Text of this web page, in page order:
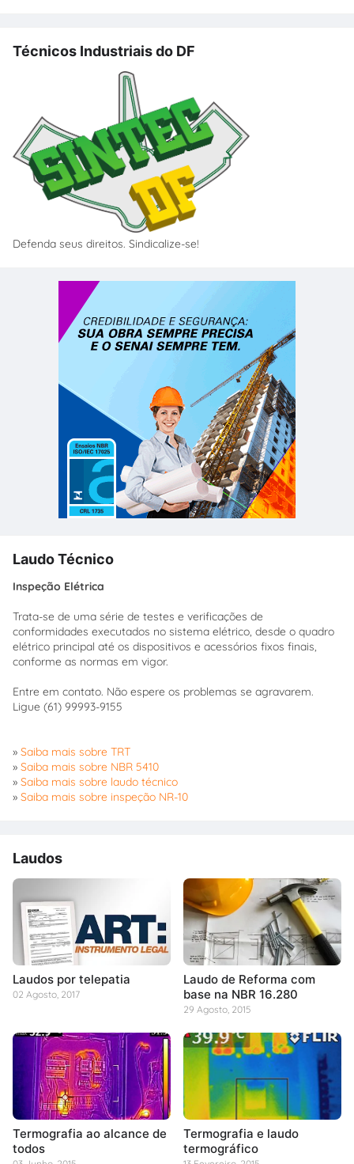
Técnicos Industriais do DF
Defenda seus direitos. Sindicalize-se!
Laudo Técnico
Inspeção Elétrica
Trata-se de uma série de testes e verificações de
conformidades executados no sistema elétrico, desde o quadro
elétrico principal até os dispositivos e acessórios fixos finais,
conforme as normas em vigor.
Entre em contato. Não espere os problemas se agravarem.
Ligue (61) 99993-9155
» Saiba mais sobre TRT
» Saiba mais sobre NBR 5410
» Saiba mais sobre laudo técnico
» Saiba mais sobre inspeção NR-10
Laudos
Laudos por telepatia
02 Agosto, 2017
Laudo de Reforma com
base na NBR 16.280
29 Agosto, 2015
Termografia ao alcance de
todos
Termografia e laudo
termográfico